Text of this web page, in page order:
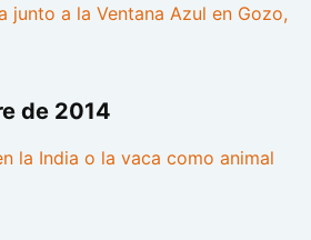
junto a la Ventana Azul en Gozo,
de 2014
la India o la vaca como animal